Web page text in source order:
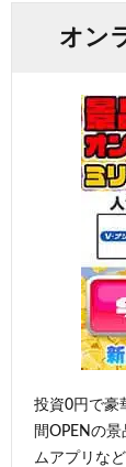
オン
投資0円で豪
間OPENの
ムアプリな